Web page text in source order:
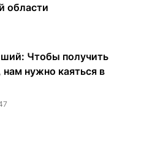
области
Чтобы получить
нам нужно каяться в